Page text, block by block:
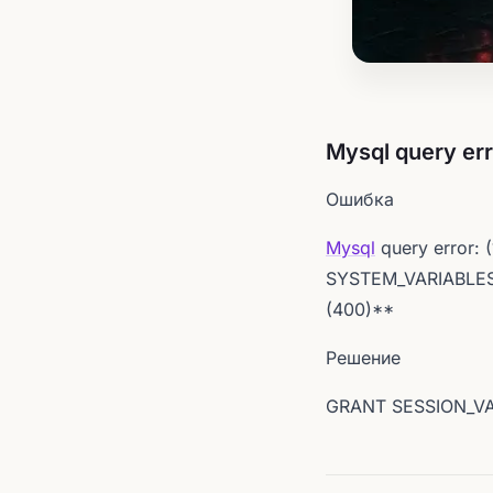
Mysql query
Ошибка
Mysql query error:
(400)**
Решение
GRANT